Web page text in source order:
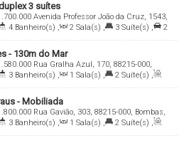
3 suítes
Avenida Professor João da Cruz, 1543,
Bombinhas, Santa Catarina, Brasil
4 Banheiro(s) , 2 Sala(s) , 3 Suíte(s) ,
2
.30m²
- 130m do Mar
Rua Gralha Azul, 170, 88215-000,
Santa Catarina, Brasil
3 Banheiro(s) , 1 Sala(s) , 2 Suíte(s) ,
2 Vaga(s) , Útil: 140.00m²
- Mobiliada
Rua Gavião, 303, 88215-000, Bombas,
Brasil
3 Banheiro(s) , 1 Sala(s) , 2 Suíte(s) ,
2 Vaga(s) , Útil: 285.00m²